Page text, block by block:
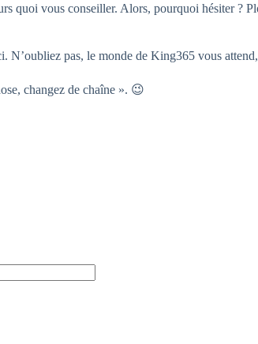
vous conseiller. Alors, pourquoi hésiter ?
pas, le monde de King365 vous
changez de chaîne ». 😉